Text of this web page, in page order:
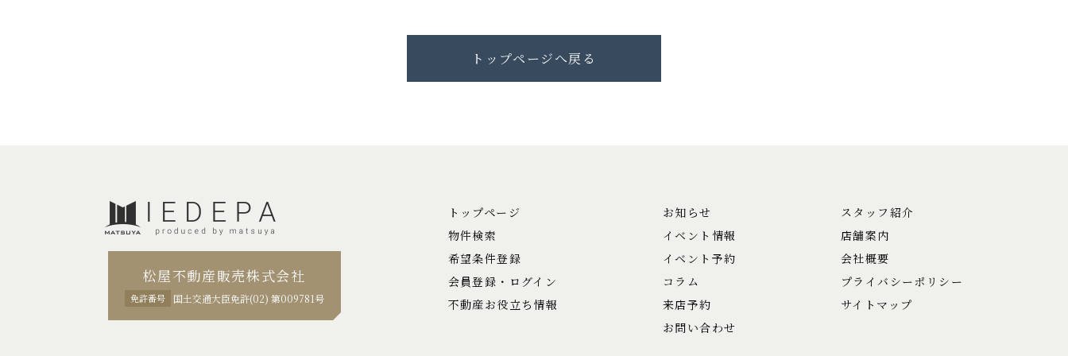
トップページへ戻る
松屋不動産販売株式会社
免許番号 国土交通大臣免許(02) 第009781号
トップページ
物件検索
希望条件登録
会員登録・ログイン
不動産お役立ち情報
お知らせ
イベント情報
イベント予約
コラム
来店予約
お問い合わせ
スタッフ紹介
店舗案内
会社概要
プライバシーポリシー
サイトマップ